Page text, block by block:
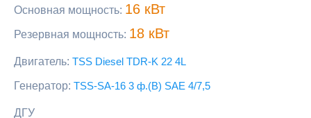
Основная мощность: 16 кВт
Резервная мощность: 18 кВт
Двигатель: TSS Diesel TDR-K 22 4L
Генератор: TSS-SA-16 3 ф.(B) SAE 4/7,5
ДГУ